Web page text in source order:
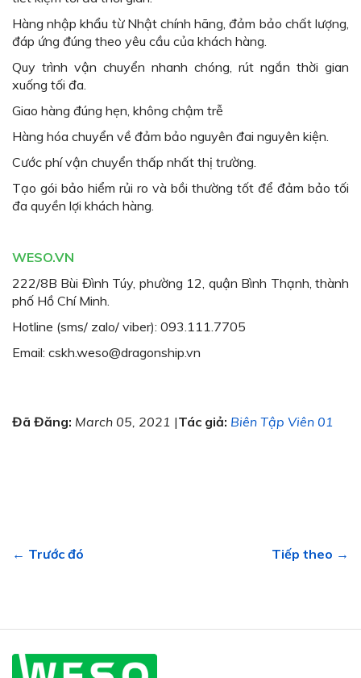
Hàng nhập khẩu từ Nhật chính hãng, đảm bảo chất lượng,
đáp ứng đúng theo yêu cầu của khách hàng.
Quy trình vận chuyển nhanh chóng, rút ngắn thời gian
xuống tối đa.
Giao hàng đúng hẹn, không chậm trễ
Hàng hóa chuyển về đảm bảo nguyên đai nguyên kiện.
Cước phí vận chuyển thấp nhất thị trường.
Tạo gói bảo hiểm rủi ro và bồi thường tốt để đảm bảo tối
đa quyền lợi khách hàng.
WESO.VN
222/8B Bùi Đình Túy, phường 12, quận Bình Thạnh, thành
phố Hồ Chí Minh.
Hotline (sms/ zalo/ viber): 093.111.7705
Email: cskh.weso@dragonship.vn
Đã Đăng: March 05, 2021 |Tác giả: Biên Tập Viên 01
← Trước đó Tiếp theo →